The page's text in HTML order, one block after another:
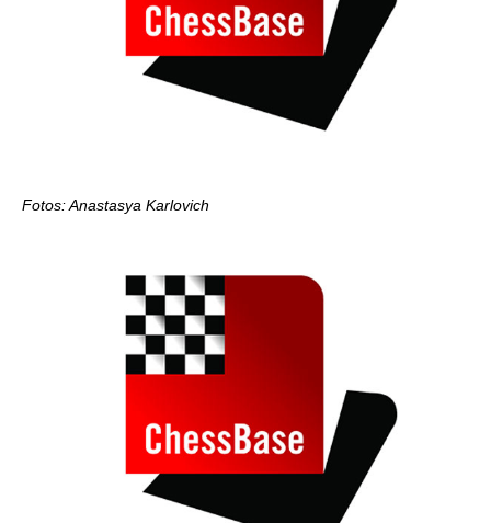
Fotos: Anastasya Karlovich